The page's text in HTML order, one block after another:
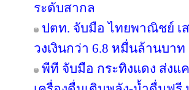
ระดับสากล
ปตท. จับมือ ไทยพาณิชย์ เ
วงเงินกว่า 6.8 หมื่นล้านบาท
พีที จับมือ กระทิงแดง ส่งแ